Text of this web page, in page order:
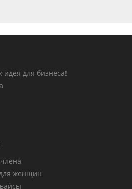
идея для бизнеса!
женщин